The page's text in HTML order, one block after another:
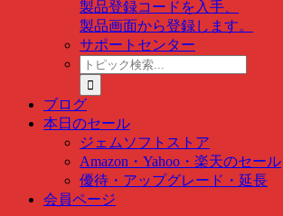
製品登録コードを入手、
製品画面から登録します。
サポートセンター
ト
ピ
ッ
ク
検
索
…
ブログ
本日のセール
ジェムソフトストア
Amazon・Yahoo・楽天のセール
優待・アップグレード・延長
会員ページ